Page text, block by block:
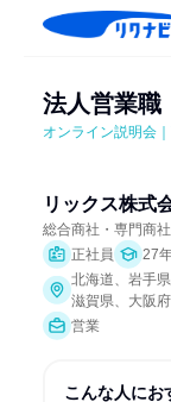
法人営業職
オンライン説明会
リックス株式
総合商社・専門商
正社員
27
北海道、岩手
滋賀県、大阪
営業
こんな人にお